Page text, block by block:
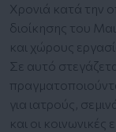
Χρονιά κατά την
διοίκησης του
και χώρους
Σε αυτό
για ιατρούς,
και οι κοινωνικές